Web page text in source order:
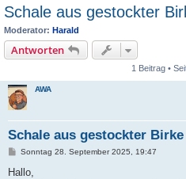
Schale aus gestockter
Moderator: Harald
Antworten
1 Beitrag •
AWA
Schale aus gestockter Birke
B
i
Sonntag 28. September 2025, 19:47
Hallo,